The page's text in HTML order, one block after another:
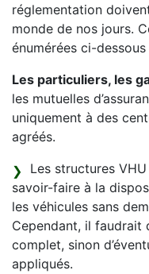
réglementation
monde de nos jours.
énumérées ci-dessous
Les particuliers, les
les mutuelles
uniquement à des
agréés.
Les structures
savoir-faire à la
les véhicules sans
Cependant, il faudrait
complet, sinon
appliqués.